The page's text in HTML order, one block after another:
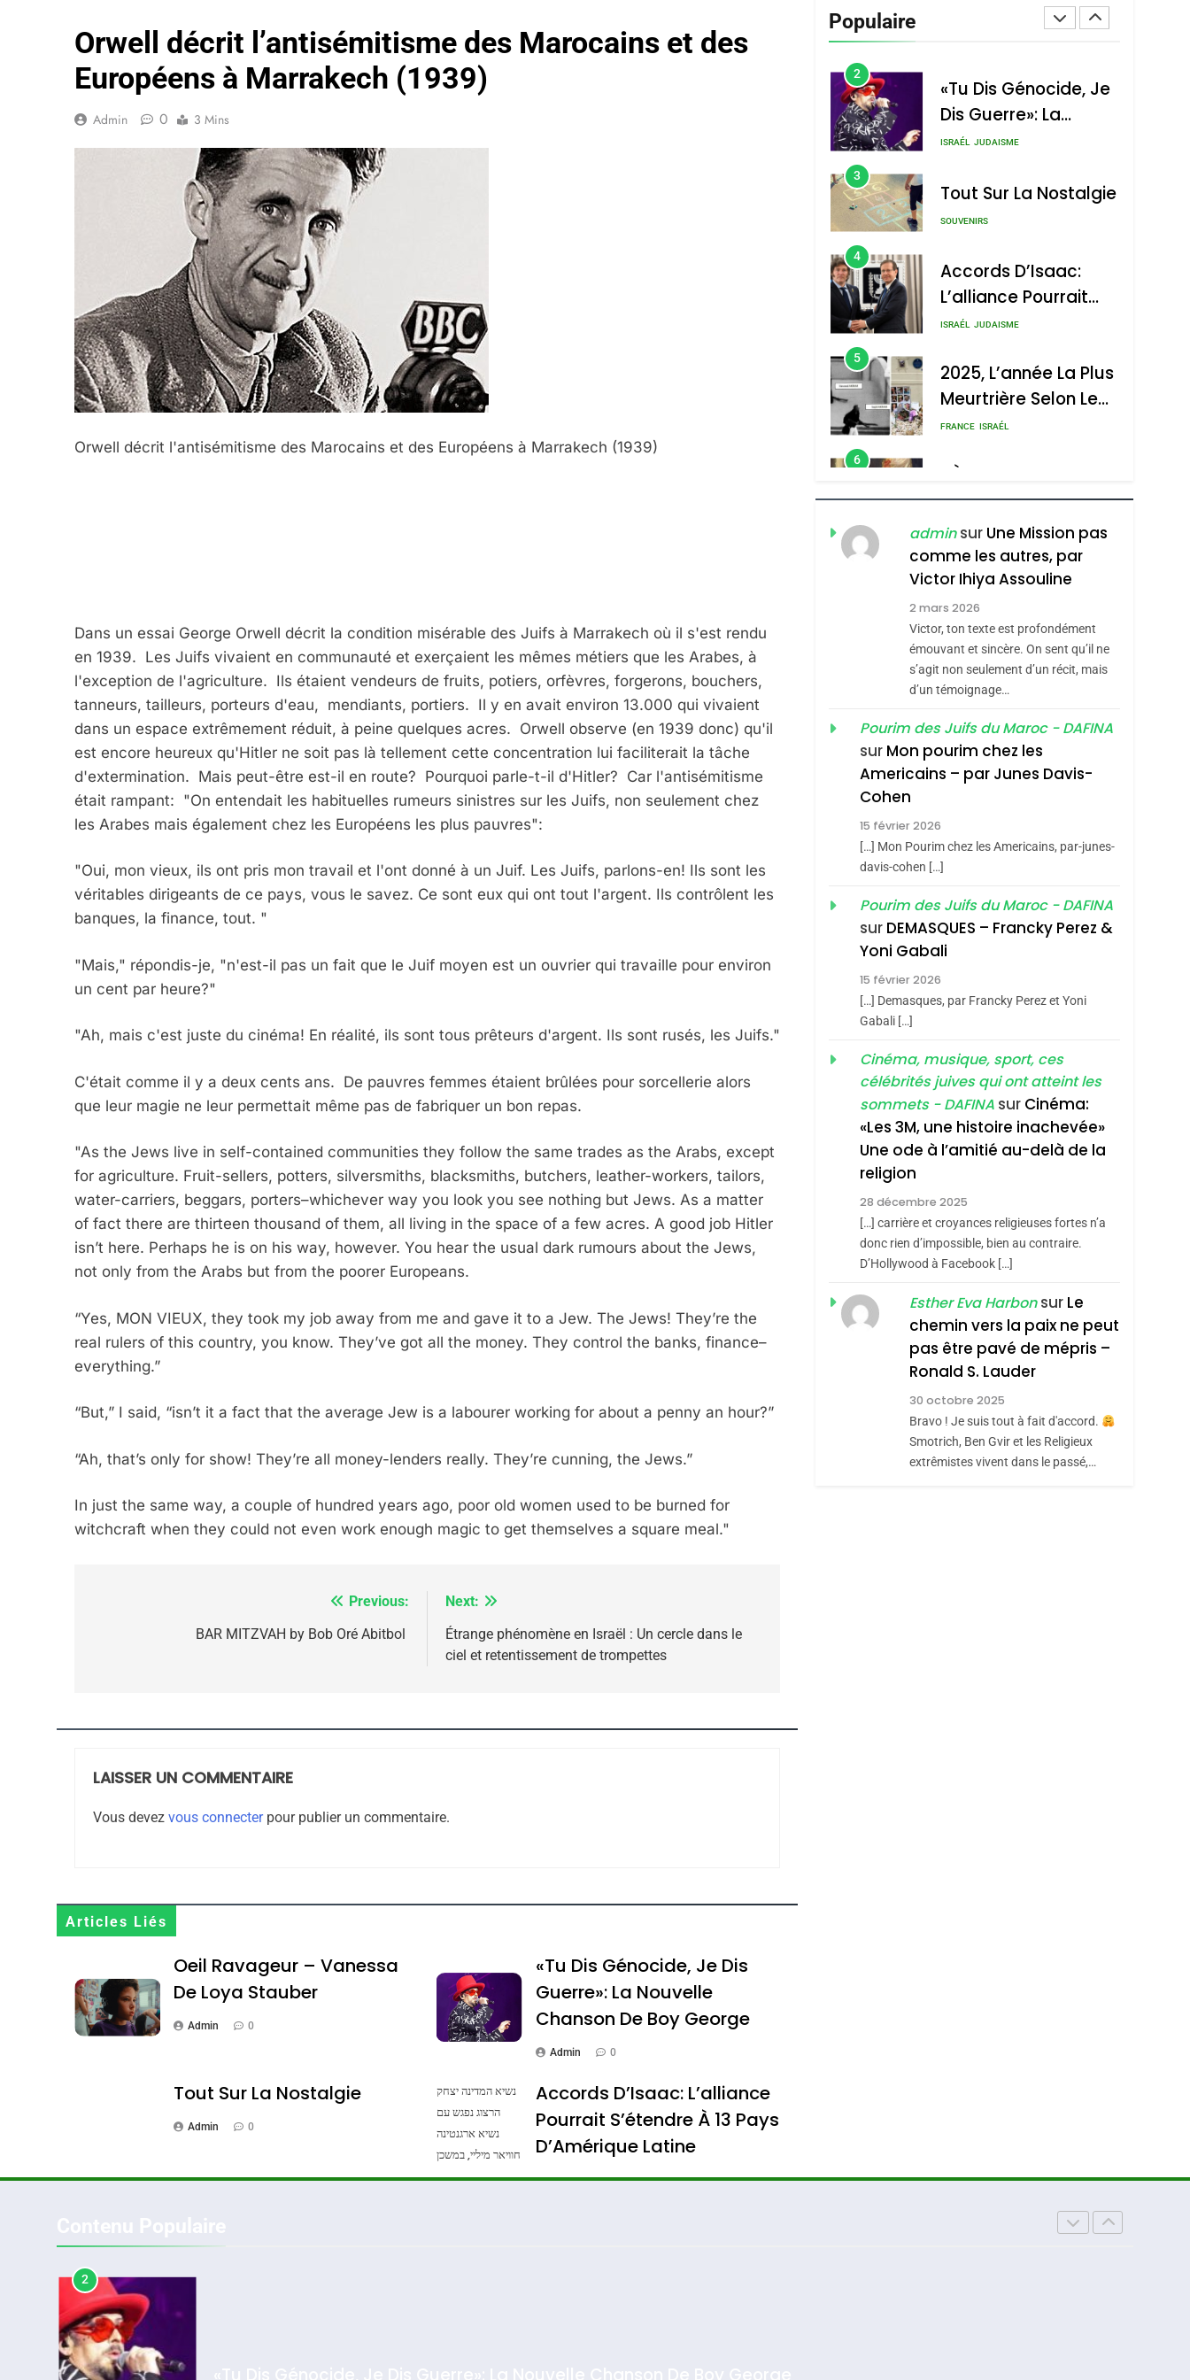
Orwell décrit l’antisémitisme des Marocains et des
Européens à Marrakech (1939)
Admin 0 3 Mins
Orwell décrit l'antisémitisme des Marocains et des Européens à Marrakech (1939)
Dans un essai George Orwell décrit la condition misérable des Juifs à Marrakech où il s'est rendu
en 1939. Les Juifs vivaient en communauté et exerçaient les mêmes métiers que les Arabes, à
l'exception de l'agriculture. Ils étaient vendeurs de fruits, potiers, orfèvres, forgerons, bouchers,
tanneurs, tailleurs, porteurs d'eau, mendiants, portiers. Il y en avait environ 13.000 qui vivaient
dans un espace extrêmement réduit, à peine quelques acres. Orwell observe (en 1939 donc) qu'il
est encore heureux qu'Hitler ne soit pas là tellement cette concentration lui faciliterait la tâche
d'extermination. Mais peut-être est-il en route? Pourquoi parle-t-il d'Hitler? Car l'antisémitisme
était rampant: "On entendait les habituelles rumeurs sinistres sur les Juifs, non seulement chez
les Arabes mais également chez les Européens les plus pauvres":
"Oui, mon vieux, ils ont pris mon travail et l'ont donné à un Juif. Les Juifs, parlons-en! Ils sont les
véritables dirigeants de ce pays, vous le savez. Ce sont eux qui ont tout l'argent. Ils contrôlent les
banques, la finance, tout. "
"Mais," répondis-je, "n'est-il pas un fait que le Juif moyen est un ouvrier qui travaille pour environ
un cent par heure?"
"Ah, mais c'est juste du cinéma! En réalité, ils sont tous prêteurs d'argent. Ils sont rusés, les Juifs."
C'était comme il y a deux cents ans. De pauvres femmes étaient brûlées pour sorcellerie alors
que leur magie ne leur permettait même pas de fabriquer un bon repas.
"As the Jews live in self-contained communities they follow the same trades as the Arabs, except
for agriculture. Fruit-sellers, potters, silversmiths, blacksmiths, butchers, leather-workers, tailors,
water-carriers, beggars, porters–whichever way you look you see nothing but Jews. As a matter
of fact there are thirteen thousand of them, all living in the space of a few acres. A good job Hitler
isn’t here. Perhaps he is on his way, however. You hear the usual dark rumours about the Jews,
not only from the Arabs but from the poorer Europeans.
“Yes, MON VIEUX, they took my job away from me and gave it to a Jew. The Jews! They’re the
real rulers of this country, you know. They’ve got all the money. They control the banks, finance–
everything.”
“But,” I said, “isn’t it a fact that the average Jew is a labourer working for about a penny an hour?”
“Ah, that’s only for show! They’re all money-lenders really. They’re cunning, the Jews.”
In just the same way, a couple of hundred years ago, poor old women used to be burned for
witchcraft when they could not even work enough magic to get themselves a square meal."
Previous:
BAR MITZVAH by Bob Oré Abitbol
Next:
Étrange phénomène en Israël : Un cercle dans le
ciel et retentissement de trompettes
LAISSER UN COMMENTAIRE
Vous devez vous connecterpour publier un commentaire.
Articles Liés
Oeil Ravageur – Vanessa
De Loya Stauber
Admin 0
«Tu Dis Génocide, Je Dis
Guerre»: La Nouvelle
Chanson De Boy George
Admin 0
Tout Sur La Nostalgie
Admin 0
נשיא המדינה יצחק
הרצוג נפגש עם
נשיא ארגנטינה
חוויאר מיליי, במשכן
הנשיא בירושלים.
Accords D’Isaac: L’alliance
Pourrait S’étendre À 13 Pays
D’Amérique Latine
Admin 0
2025, L’année La Plus
Populaire
Vanessa De Loya
2
«Tu Dis Génocide, Je
Dis Guerre»: La
Nouvelle Chanson De
ISRAÉL JUDAISME
3
Tout Sur La Nostalgie
SOUVENIRS
4
Accords D’Isaac:
L’alliance Pourrait
S’étendre À 13 Pays
ISRAÉL JUDAISME
5
2025, L’année La Plus
Meurtrière Selon Le
Rapport D’ADL
FRANCE ISRAÉL
6
FIÈRE, DIGNE ET
RÉSILIENTE :
POURQUOI JE
REVENDIQUE MA
JUDAÏTE Par Thérèse
Zrihen-Dvir
ISRAÉL JUDAISME
CE QUI NOUS
MANQUE – Jacques
Hadida
JUDAISME
Maroc : Les Amandes
De Tafraout, Le Miel
De Tadla Azilal
Consacrés Produits
Du Terroir
DAFINA MAROC
Oeil Ravageur –
2
Dis Guerre»: La
Nouvelle Chanson De
Boy George
ISRAÉL JUDAISME
Accords D’Isaac:
L’alliance Pourrait
S’étendre À 13 Pays
D’Amérique Latine
ISRAÉL JUDAISME
5
Meurtrière Selon Le
Rapport D’ADL
Contre
L’antisémitisme
FRANCE ISRAÉL
FIÈRE, DIGNE ET
RÉSILIENTE :
POURQUOI JE
REVENDIQUE MA
JUDAÏTE Par Thérèse
Zrihen-Dvir
ISRAÉL JUDAISME
CE QUI NOUS
MANQUE – Jacques
Hadida
JUDAISME
Maroc : Les Amandes
adminsur Une Mission pas
comme les autres, par
Victor Ihiya Assouline
2 mars 2026
Victor, ton texte est profondément
émouvant et sincère. On sent qu’il ne
s’agit non seulement d’un récit, mais
d’un témoignage…
Pourim des Juifs du Maroc - DAFINA
sur Mon pourim chez les
Americains – par Junes Davis-
Cohen
15 février 2026
[…] Mon Pourim chez les Americains, par-junes-
davis-cohen […]
Pourim des Juifs du Maroc - DAFINA
sur DEMASQUES – Francky Perez &
Yoni Gabali
15 février 2026
[…] Demasques, par Francky Perez et Yoni
Gabali […]
Cinéma, musique, sport, ces
célébrités juives qui ont atteint les
sommets - DAFINA sur Cinéma:
«Les 3M, une histoire inachevée»
Une ode à l’amitié au-delà de la
religion
28 décembre 2025
[…] carrière et croyances religieuses fortes n’a
donc rien d’impossible, bien au contraire.
D’Hollywood à Facebook […]
Esther Eva Harbonsur Le
chemin vers la paix ne peut
pas être pavé de mépris –
Ronald S. Lauder
30 octobre 2025
Bravo ! Je suis tout à fait d'accord.
Smotrich, Ben Gvir et les Religieux
extrêmistes vivent dans le passé,…
5
2025, L’année La Plus Meurtrière Selon Le Rapport D’ADL Contre L’antisémitisme
6
FIÈRE, DIGNE ET RÉSILIENTE : POURQUOI JE REVENDIQUE MA JUDAÏTE Par Thérèse Zrihen-
ISRAÉL JUDAISME
CE QUI NOUS MANQUE – Jacques Hadida
Terroir
Oeil Ravageur – Vanessa De Loya Stauber
2